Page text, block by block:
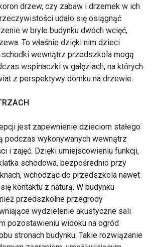
drzew, czy zabaw i drzemek w ich
udało się osiągnąć
w bryle budynku dwóch wcięć,
To właśnie dzięki nim dzieci
schodki wewnątrz przedszkola mogą
wspinaczki w gałęziach, na których
z perspektywy domku na drzewie.
jest zapewnienie dzieciom stałego
podczas wykonywanych wewnątrz
i zajęć. Dzięki umiejscowieniu funkcji,
schodowa, bezpośrednio przy
wchodząc do przedszkola nawet
kontaktu z naturą. W budynku
przedszkolne przegrody
wydzielenie akustyczne sali
pozostawieniu widoku na ogród
stronach budynku. Takie rozwiązanie